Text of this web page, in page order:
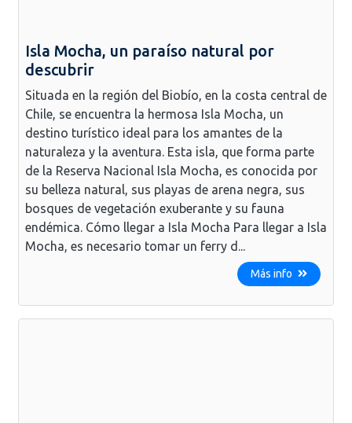
Isla Mocha, un paraíso natural por
descubrir
Situada en la región del Biobío, en la costa central de
Chile, se encuentra la hermosa Isla Mocha, un
destino turístico ideal para los amantes de la
naturaleza y la aventura. Esta isla, que forma parte
de la Reserva Nacional Isla Mocha, es conocida por
su belleza natural, sus playas de arena negra, sus
bosques de vegetación exuberante y su fauna
endémica. Cómo llegar a Isla Mocha Para llegar a Isla
Mocha, es necesario tomar un ferry d...
Más info